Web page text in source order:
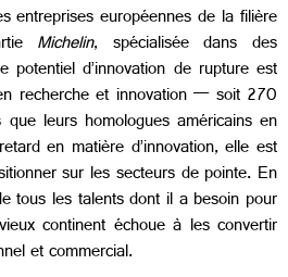
entreprises européennes de la filière
Michelin, spécialisée dans des
potentiel d’innovation de rupture est
recherche et innovation — soit 270
que leurs homologues américains en
en matière d’innovation, elle est
sur les secteurs de pointe. En
tous les talents dont il a besoin pour
continent échoue à les convertir
et commercial.